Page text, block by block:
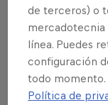
de terceros) o
mercadotecnia
línea. Puedes
configuración
todo momento.
Política de